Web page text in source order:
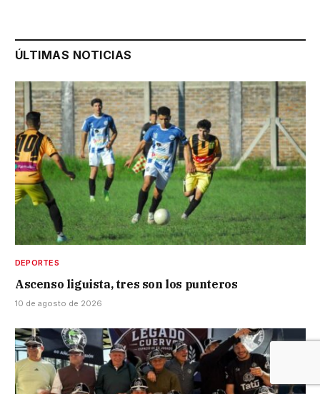
ÚLTIMAS NOTICIAS
DEPORTES
Ascenso liguista, tres son los punteros
10 de agosto de 2026